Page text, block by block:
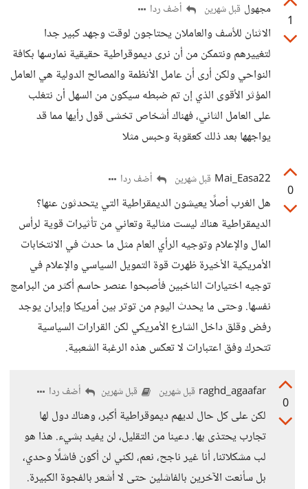
1
مجهول قبل شهرين أضف ردا
الاثنان للأسف والعاملان يحتاجون لوقت وجهد كبير جدا
لتغييرهم ونتمكن من أن نرى ديموقراطية حقيقية نمارسها بكافة
النواحي ولكن أرى أن عامل الأنظمة والمصالح الدولية هي العامل
المؤثر الأقوى الذي إن تم ضبطه سيكون من السهل أن نتغلب
على العامل الثاني، فهناك أشخاص تخشى قول رأيها مما قد
يواجهها بعد ذلك كعقوبة وحبس مثلا
0
Mai_Easa22 قبل شهرين أضف ردا
هل الغرب أصلًا يعيشون الديمقراطية التي يتحدثون عنها؟
الديمقراطية هناك ليست مثالية وتعاني من تأثيرات قوية لرأس
المال والإعلام وتوجيه الرأي العام مثل ما حدث في الانتخابات
الأمريكية الأخيرة ظهرت قوة التمويل السياسي والإعلام في
توجيه اختيارات الناخبين فأصبحوا عنصر حاسم أكثر من البرامج
نفسها. وحتى ما يحدث اليوم من توتر بين أمريكا وإيران يوجد
رفض وقلق داخل الشارع الأمريكي لكن القرارات السياسية
تتحرك وفق اعتبارات لا تعكس هذه الرغبة الشعبية.
0
raghd_agaafar قبل شهرين قبل شهرين أضف ردا
لكن على كل حال لديهم ديموقراطية أكبر، وهناك دول لها
تجارب يحتذى بها. دعينا من التقليل، لن يفيد بشيء. هذا هو
لب مشكلاتنا، أنا غير ناجح، نعم، لكني لن أكون فاشلًا وحدي،
بل سأنعت الآخرين بالفاشلين حتى لا أشعر بالفجوة الكبيرة.